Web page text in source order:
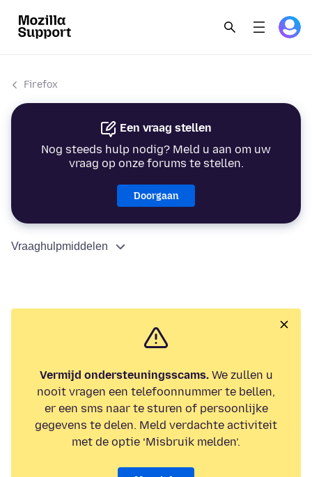
Firefox
Een vraag stellen
Nog steeds hulp nodig? Meld u aan om uw
vraag op onze forums te stellen.
Doorgaan
Vraaghulpmiddelen
Vermijd ondersteuningsscams.We zullen u
nooit vragen een telefoonnummer te bellen,
er een sms naar te sturen of persoonlijke
gegevens te delen. Meld verdachte activiteit
met de optie ‘Misbruik melden’.